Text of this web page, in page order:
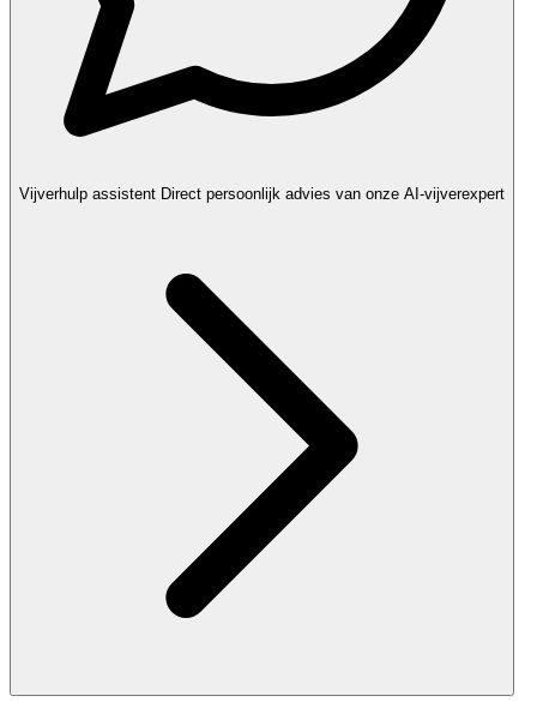
Vijverhulp assistent Direct persoonlijk advies van onze AI-vijverexpert